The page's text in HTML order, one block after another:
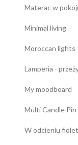
Materac w
Minimal living
Moroccan lights
Lamperia -
My moodboard
Multi Candle Pin
W odcieniu